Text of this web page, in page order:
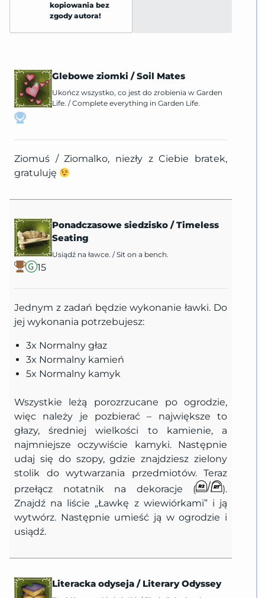
kopiowania bez
zgody autora!
Glebowe ziomki /Soil Mates
Ukończ wszystko, co jest do zrobienia w Garden
Life. /Complete everything in Garden Life.
Ziomuś / Ziomalko, niezły z Ciebie bratek,
gratuluję
15
Ponadczasowe siedzisko /Timeless
Seating
Usiądź na ławce. /Sit on a bench.
Jednym z zadań będzie wykonanie ławki. Do
jej wykonania potrzebujesz:
3x Normalny głaz
3x Normalny kamień
5x Normalny kamyk
Wszystkie leżą porozrzucane po ogrodzie,
więc należy je pozbierać – największe to
głazy, średniej wielkości to kamienie, a
najmniejsze oczywiście kamyki. Następnie
udaj się do szopy, gdzie znajdziesz zielony
stolik do wytwarzania przedmiotów. Teraz
przełącz notatnik na dekoracje (
).
Znajdź na liście „Ławkę z wiewiórkami” i ją
wytwórz. Następnie umieść ją w ogrodzie i
usiądź.
Literacka odyseja / Literary Odyssey